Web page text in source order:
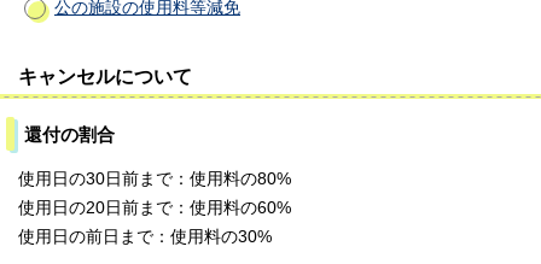
公の施設の使用料等減免
キャンセルについて
還付の割合
使用日の30日前まで：使用料の80%
使用日の20日前まで：使用料の60%
使用日の前日まで：使用料の30%